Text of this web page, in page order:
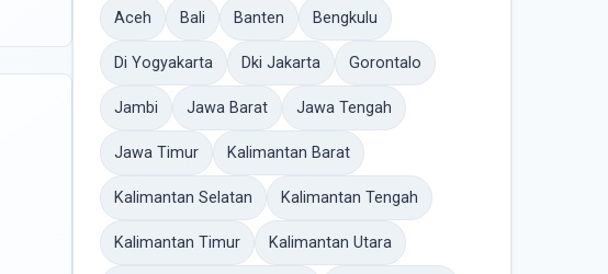
Aceh Bali Banten Bengkulu
Di Yogyakarta Dki Jakarta Gorontalo
Jambi Jawa Barat Jawa Tengah
Jawa Timur Kalimantan Barat
Kalimantan Selatan Kalimantan Tengah
Kalimantan Timur Kalimantan Utara